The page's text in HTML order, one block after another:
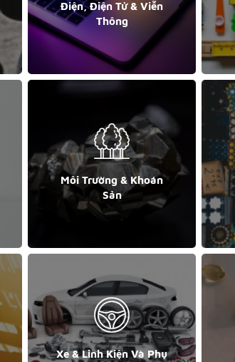
Điện, Điện Tử & Viễn
Thông
Môi Trường & Khoán
Sản
Xe & Linh Kiện Và Phụ